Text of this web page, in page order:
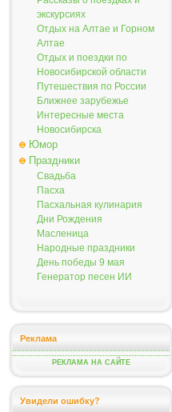
экскурсиях
Отдых на Алтае и Горном
Алтае
Отдых и поездки по
Новосибирской области
Путешествия по России
Ближнее зарубежье
Интересные места
Новосибирска
Юмор
Праздники
Свадьба
Пасха
Пасхальная кулинария
Дни Рождения
Масленица
Народные праздники
День победы 9 мая
Генератор песен ИИ
Реклама
РЕКЛАМА НА САЙТЕ
Увидели ошибку?